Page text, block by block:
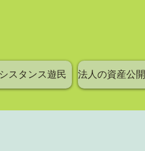
スタンス遊民 法人の資産公開